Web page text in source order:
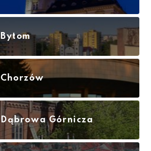
Bytom
Chorzów
Dąbrowa Górnicza